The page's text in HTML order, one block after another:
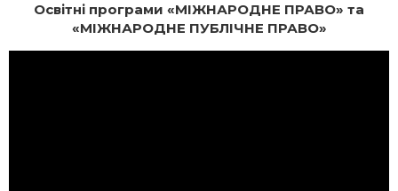
Освітні програми «МІЖНАРОДНЕ ПРАВО» та
«МІЖНАРОДНЕ ПУБЛІЧНЕ ПРАВО»